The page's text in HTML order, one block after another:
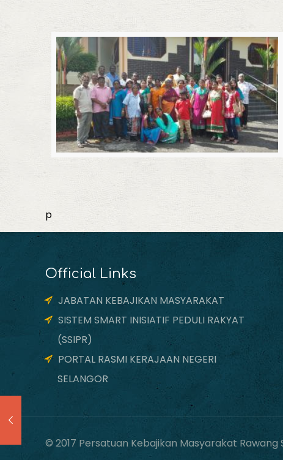
p
Official Links
JABATAN KEBAJIKAN MASYARAKAT
SISTEM SMART INISIATIF PEDULI RAKYAT
(SSIPR)
PORTAL RASMI KERAJAAN NEGERI
SELANGOR
© 2017 Persatuan Kebajikan Masyarakat Rawang